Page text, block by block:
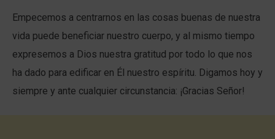
Empecemos a centrarnos en las cosas buenas de nuestra
vida puede beneficiar nuestro cuerpo, y al mismo tiempo
expresemos a Dios nuestra gratitud por todo lo que nos
ha dado para edificar en Él nuestro espíritu. Digamos hoy y
siempre y ante cualquier circunstancia: ¡Gracias Señor!